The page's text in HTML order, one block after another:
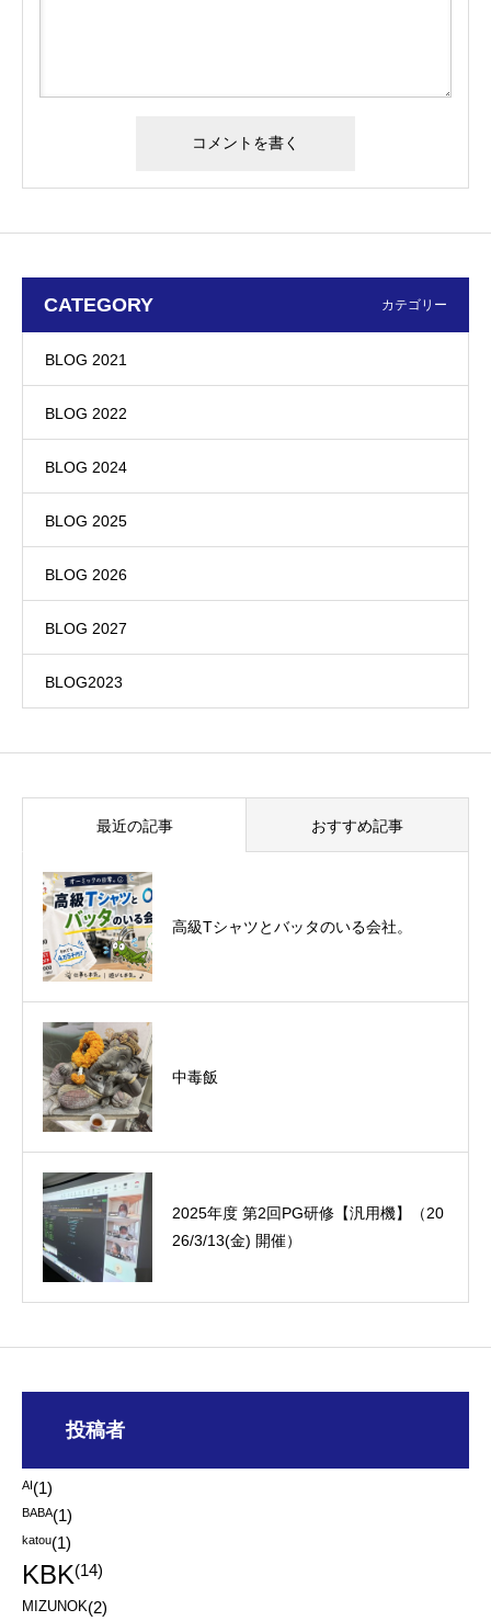
CATEGORY カテゴリー
BLOG 2021
BLOG 2022
BLOG 2024
BLOG 2025
BLOG 2026
BLOG 2027
BLOG2023
最近の記事 おすすめ記事
高級Tシャツとバッタのいる会社。
中毒飯
2025年度 第2回PG研修【汎用機】（20
26/3/13(金) 開催）
た！（秋保温泉）
オーミック2022年4月入社式
投稿者
AI(1)
BABA(1)
katou(1)
KBK(14)
MIZUNOK(2)